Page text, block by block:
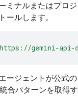
ミナルまたはプロ
ールします。
gemini-api-
ージェントが公式
合パターンを取得